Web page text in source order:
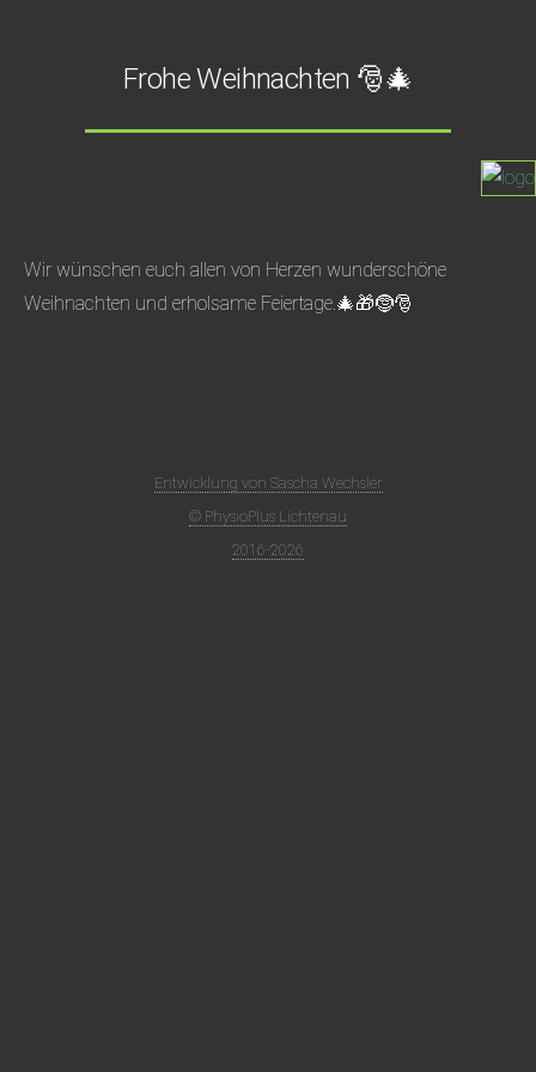
Frohe Weihnachten 🎅🎄
Wir wünschen euch allen von Herzen wunderschöne
Weihnachten und erholsame Feiertage.🎄🎁🤶🎅
Entwicklung von Sascha Wechsler
© PhysioPlus Lichtenau
2016-2026